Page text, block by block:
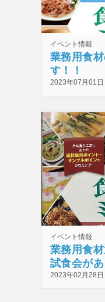
イベント情報
業務用食
す！！
2023年07月01日
イベント情報
業務用食
試食会が
2023年02月28日